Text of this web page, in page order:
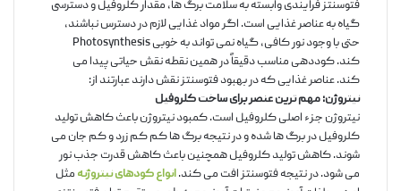
فتوسنتز فرایندی وابسته به سلامت برگ ها، مقدار کلروفیل و دسترسی
گیاه به عناصر غذایی است. اگر مواد غذایی لازم در دسترس نباشند،
حتی با وجود نور کافی، گیاه نمی تواند به خوبی Photosynthesis
کند. کوددهی مناسب دقیقاً در همین نقطه نقش حیاتی پیدا می
کند. عناصر غذایی که در بهبود فتوسنتز نقش دارند عبارتند از:
نیتروژن: مهم ترین عنصر برای ساخت کلروفیل
نیتروژن جزء اصلی کلروفیل است. کمبود نیتروژن باعث کاهش تولید
کلروفیل در برگ ها شده و در نتیجه برگ ها کم کم زرد و کم جان می
شوند. کاهش تولید کلروفیل همچنین باعث کاهش قدرت جذب نور
می شود. در نتیجه فتوسنتز افت می کند.انواع کودهای نیتروژنه مثل